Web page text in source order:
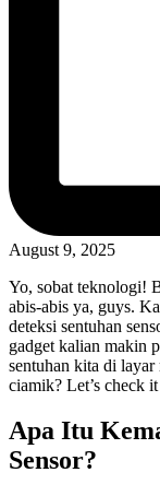
August 9, 2025
Yo, sobat teknologi!
abis-abis ya, guys.
deteksi sentuhan
gadget kalian makin
sentuhan kita di
ciamik? Let’s check
Apa Itu
Sensor?